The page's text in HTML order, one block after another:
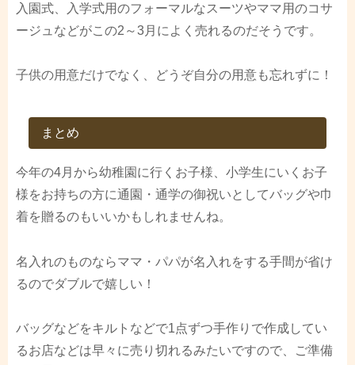
入園式、入学式用のフォーマルなスーツやママ用のコサ
ージュなどがこの2～3月によく売れるのだそうです。
子供の用意だけでなく、どうぞ自分の用意も忘れずに！
まとめ
今年の4月から幼稚園に行くお子様、小学生にいくお子
様をお持ちの方に通園・通学の御祝いとしてバッグや巾
着を贈るのもいいかもしれませんね。
名入れのものならママ・パパが名入れをする手間が省け
るのでダブルで嬉しい！
バッグなどをキルトなどで1点ずつ手作りで作成してい
るお店などは早々に売り切れるみたいですので、ご準備